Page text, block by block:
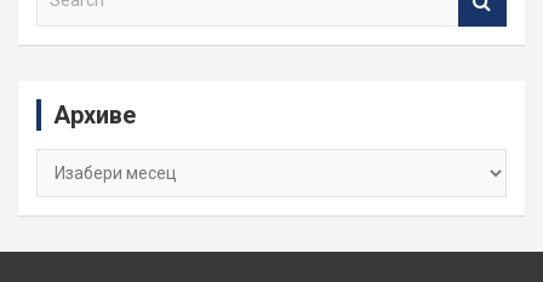
Архиве
Архиве